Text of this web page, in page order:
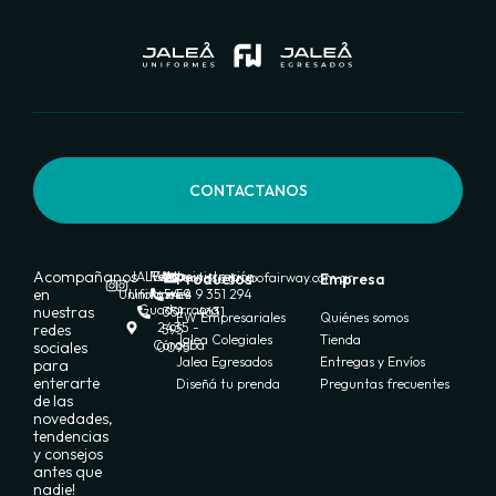
CONTACTANOS
Acompañanos
en
nuestras
redes
sociales
para
enterarte
de las
novedades,
tendencias
y consejos
antes que
nadie!
JALEA
Uniformes
FW
Uniformes
Guadarrama
2435 -
Córdoba
Ventas:
+54 9
351
595
0095
Administración:
+54 9 351 294
4631
ventas@grupofairway.com.ar
Productos
FW Empresariales
Jalea Colegiales
Jalea Egresados
Diseñá tu prenda
Empresa
Quiénes somos
Tienda
Entregas y Envíos
Preguntas frecuentes